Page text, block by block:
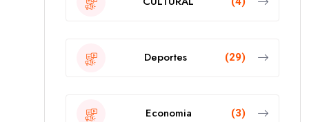
Deportes (29)
Economia (3)